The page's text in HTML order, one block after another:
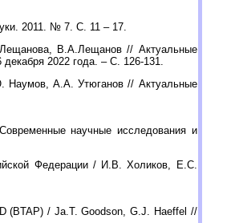
2011. № 7. С. 11 – 17.
В.А.Лещанов // Актуальные
2022 года. – С. 126-131.
Наумов, А.А. Утюганов // Актуальные
научные исследования и
Федерации / И.В. Холиков, Е.С.
(BTAP) / Ja.T. Goodson, G.J. Haeffel //